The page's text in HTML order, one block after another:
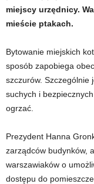
miejscy urzędnicy.
mieście ptakach.
Bytowanie miejskich
sposób zapobiega
szczurów. Szczególnie
suchych i
ogrzać.
Prezydent Hanna
zarządców budynków,
warszawiaków o
dostępu do